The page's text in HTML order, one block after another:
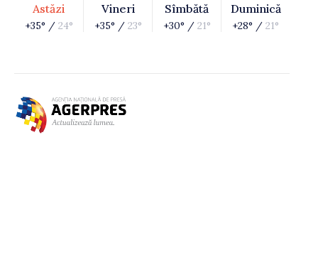
Astăzi
+35° / 24°
Vineri
+35° / 23°
Sîmbătă
+30° / 21°
Duminică
+28° / 21°